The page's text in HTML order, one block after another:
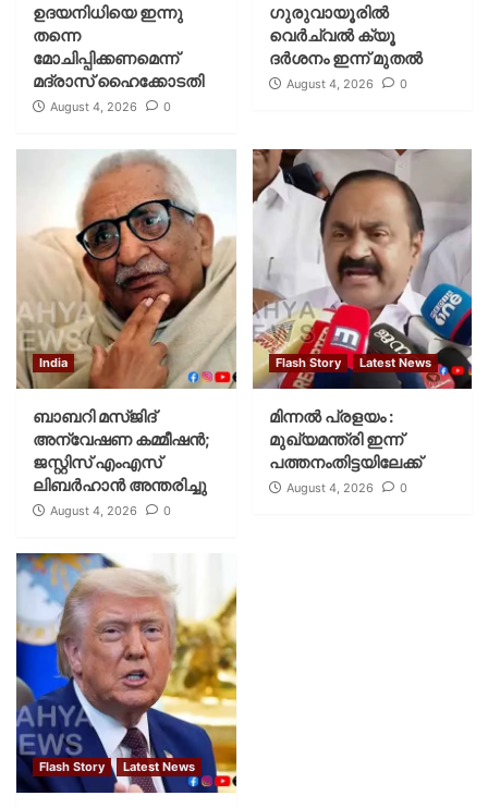
ഉദയനിധിയെ ഇന്നു
തന്നെ
മോചിപ്പിക്കണമെന്ന്
മദ്രാസ് ഹൈക്കോടതി
August 4, 2026 0
ഗുരുവായൂരില്‍
വെര്‍ച്വല്‍ ക്യൂ
ദര്‍ശനം ഇന്ന് മുതല്‍
August 4, 2026 0
India
ബാബറി മസ്ജിദ്
അന്വേഷണ കമ്മീഷന്‍;
ജസ്റ്റിസ് എംഎസ്
ലിബര്‍ഹാന്‍ അന്തരിച്ചു
August 4, 2026 0
Flash Story Latest News
മിന്നല്‍ പ്രളയം :
മുഖ്യമന്ത്രി ഇന്ന്
പത്തനംതിട്ടയിലേക്ക്
August 4, 2026 0
Flash Story Latest News